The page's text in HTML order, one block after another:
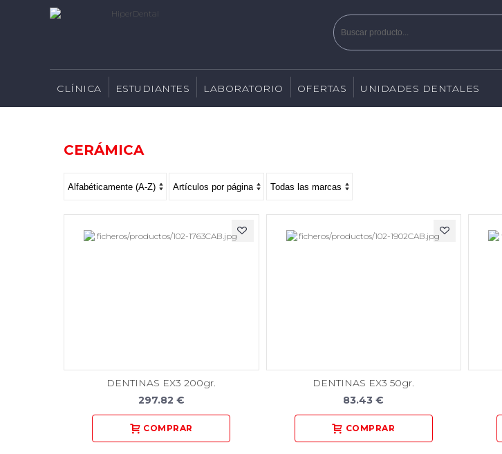
CLÍNICA ESTUDIANTES LABORATORIO OFERTAS UNIDADES DENTALES
CERÁMICA
DENTINAS EX3 200gr.
297.82 €
DENTINAS EX3 50gr.
83.43 €